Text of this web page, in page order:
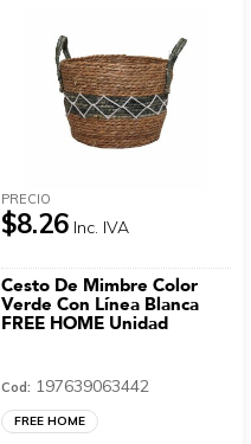
PRECIO
$8.26 Inc. IVA
Cesto De Mimbre Color
Verde Con Línea Blanca
FREE HOME Unidad
Cod: 197639063442
FREE HOME